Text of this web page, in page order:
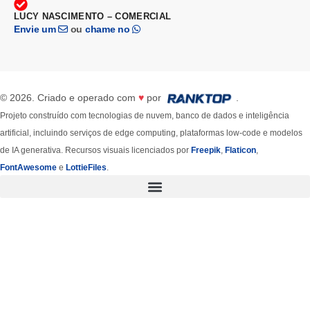
LUCY NASCIMENTO – COMERCIAL
Envie um ou chame no
© 2026. Criado e operado com ♥ por
Projeto construído com tecnologias de nuvem, banco de dados e inteligência
artificial, incluindo serviços de edge computing, plataformas low-code e modelos
de IA generativa. Recursos visuais licenciados por Freepik, Flaticon,
FontAwesome e LottieFiles.